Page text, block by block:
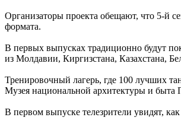
Организаторы проекта обещают, что 5-й
формата.
В первых выпусках традиционно будут
из Молдавии, Киргизстана, Казахстана,
Тренировочный лагерь, где 100 лучших
Музея национальной архитектуры и быта
В первом выпуске телезрители увидят,